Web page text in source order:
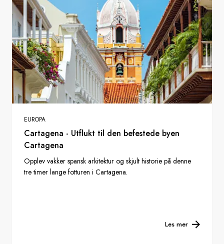
EUROPA
Cartagena - Utflukt til den befestede byen
Cartagena
Opplev vakker spansk arkitektur og skjult historie på denne
tre timer lange fotturen i Cartagena.
Les mer